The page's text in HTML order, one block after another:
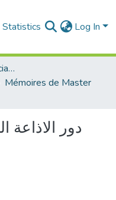
Statistics Log In
Faculté des Sciences Sociales
Mémoires de Master
دور الاذاعة